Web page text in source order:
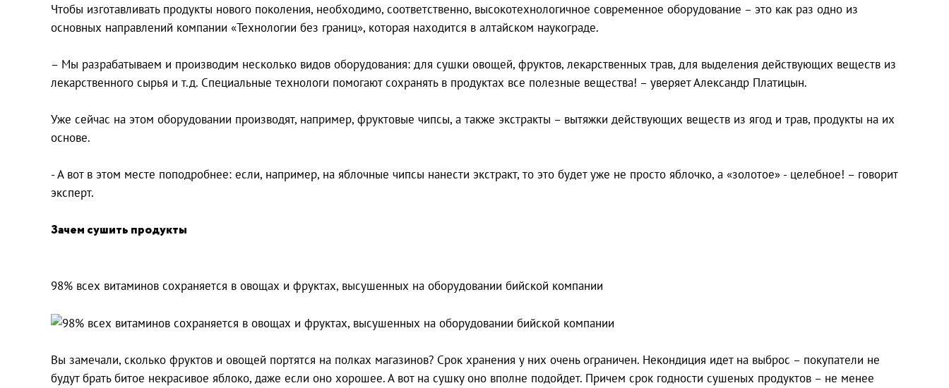
Чтобы изготавливать продукты нового поколения, необходимо, соответственно, высокотехнологичное современное оборудование – это как раз одно из
основных направлений компании «Технологии без границ», которая находится в алтайском наукограде.
– Мы разрабатываем и производим несколько видов оборудования: для сушки овощей, фруктов, лекарственных трав, для выделения действующих веществ из
лекарственного сырья и т.д. Специальные технологи помогают сохранять в продуктах все полезные вещества! – уверяет Александр Платицын.
Уже сейчас на этом оборудовании производят, например, фруктовые чипсы, а также экстракты – вытяжки действующих веществ из ягод и трав, продукты на их
основе.
- А вот в этом месте поподробнее: если, например, на яблочные чипсы нанести экстракт, то это будет уже не просто яблочко, а «золотое» - целебное! – говорит
эксперт.
Зачем сушить продукты
98% всех витаминов сохраняется в овощах и фруктах, высушенных на оборудовании бийской компании
Вы замечали, сколько фруктов и овощей портятся на полках магазинов? Срок хранения у них очень ограничен. Некондиция идет на выброс – покупатели не
будут брать битое некрасивое яблоко, даже если оно хорошее. А вот на сушку оно вполне подойдет. Причем срок годности сушеных продуктов – не менее